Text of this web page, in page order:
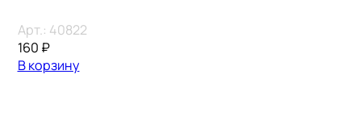
Арт.: 40822
160 ₽
В корзину